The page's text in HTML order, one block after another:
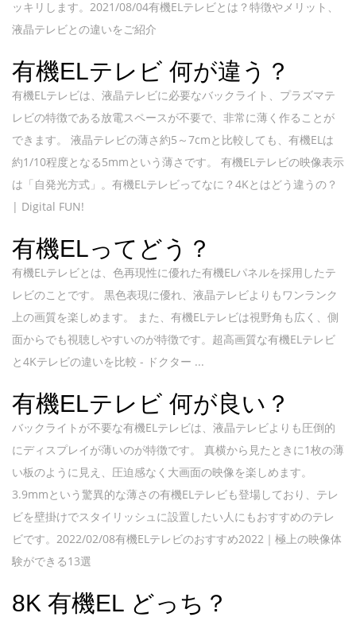
ッキリします。2021/08/04有機ELテレビとは？特徴やメリット、
液晶テレビとの違いをご紹介
有機ELテレビ 何が違う？
有機ELテレビは、液晶テレビに必要なバックライト、プラズマテ
レビの特徴である放電スペースが不要で、非常に薄く作ることが
できます。 液晶テレビの薄さ約5～7cmと比較しても、有機ELは
約1/10程度となる5mmという薄さです。 有機ELテレビの映像表示
は「自発光方式」。有機ELテレビってなに？4Kとはどう違うの？
| Digital FUN!
有機ELってどう？
有機ELテレビとは、色再現性に優れた有機ELパネルを採用したテ
レビのことです。 黒色表現に優れ、液晶テレビよりもワンランク
上の画質を楽しめます。 また、有機ELテレビは視野角も広く、側
面からでも視聴しやすいのが特徴です。超高画質な有機ELテレビ
と4Kテレビの違いを比較 - ドクター ...
有機ELテレビ 何が良い？
バックライトが不要な有機ELテレビは、液晶テレビよりも圧倒的
にディスプレイが薄いのが特徴です。 真横から見たときに1枚の薄
い板のように見え、圧迫感なく大画面の映像を楽しめます。
3.9mmという驚異的な薄さの有機ELテレビも登場しており、テレ
ビを壁掛けでスタイリッシュに設置したい人にもおすすめのテレ
ビです。2022/02/08有機ELテレビのおすすめ2022｜極上の映像体
験ができる13選
8K 有機EL どっち？